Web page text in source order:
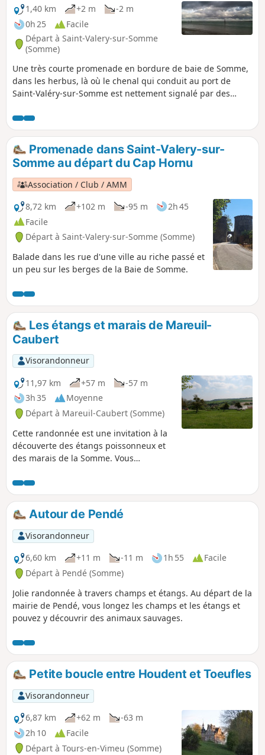
1,40 km
+2 m
-2 m
0h 25
Facile
Départ à Saint-Valery-sur-Somme
(Somme)
Une très courte promenade en bordure de baie de Somme,
dans les herbus, là où le chenal qui conduit au port de
Saint-Valéry-sur-Somme est nettement signalé par des
vertes à tribord. Avant d'entreprendre cette randonnée, il
convient de s'informer au sujet des horaires et coefficients
des marées (voir les informations pratiques).
Promenade dans Saint-Valery-sur-
Somme au départ du Cap Hornu
Association / Club / AMM
8,72 km
+102 m -95 m
2h 45
Facile
Départ à Saint-Valery-sur-Somme (Somme)
Balade dans les rue d'une ville au riche passé et
un peu sur les berges de la Baie de Somme.
Les étangs et marais de Mareuil-
Caubert
Visorandonneur
11,97 km
+57 m
-57 m
3h 35
Moyenne
Départ à Mareuil-Caubert (Somme)
Cette randonnée est une invitation à la
découverte des étangs poissonneux et
des marais de la Somme. Vous
la flore (fritillaire sauvage)
caractéristiques de la région.
Autour de Pendé
Visorandonneur
6,60 km
+11 m -11 m 1h 55
Facile
Départ à Pendé (Somme)
Jolie randonnée à travers champs et étangs. Au départ de la
mairie de Pendé, vous longez les champs et les étangs et
pouvez y découvrir des animaux sauvages.
Petite boucle entre Houdent et Toeufles
Visorandonneur
6,87 km
+62 m
-63 m
2h 10
Facile
Départ à Tours-en-Vimeu (Somme)